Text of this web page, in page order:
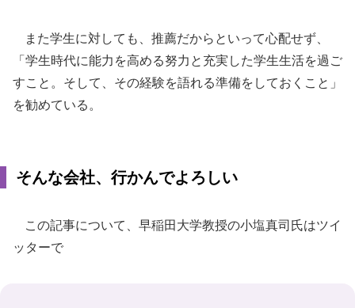
また学生に対しても、推薦だからといって心配せず、
「学生時代に能力を高める努力と充実した学生生活を過ご
すこと。そして、その経験を語れる準備をしておくこと」
を勧めている。
そんな会社、行かんでよろしい
この記事について、早稲田大学教授の小塩真司氏はツイ
ッターで